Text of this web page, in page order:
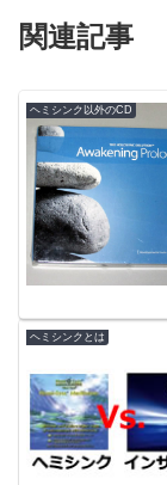
関連記事
ヘミシンク以外のCD
ヘミシンクとは